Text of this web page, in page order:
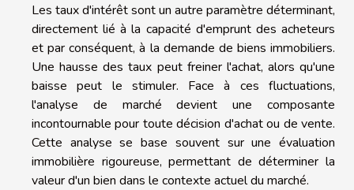
Les taux d'intérêt sont un autre paramètre déterminant,
directement lié à la capacité d'emprunt des acheteurs
et par conséquent, à la demande de biens immobiliers.
Une hausse des taux peut freiner l'achat, alors qu'une
baisse peut le stimuler. Face à ces fluctuations,
l'analyse de marché devient une composante
incontournable pour toute décision d'achat ou de vente.
Cette analyse se base souvent sur une évaluation
immobilière rigoureuse, permettant de déterminer la
valeur d'un bien dans le contexte actuel du marché.